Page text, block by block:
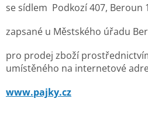
se sídlem Podkozí 407, Beroun
zapsané u Městského úřadu
pro prodej zboží
umístěného na internetové
www.pajky.cz